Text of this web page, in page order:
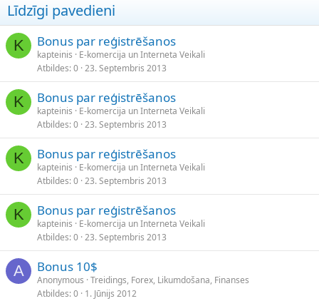
Līdzīgi pavedieni
K Bonus par reģistrēšanos
kapteinis
E-komercija un Interneta Veikali
Atbildes 0 23. Septembris 2013
K Bonus par reģistrēšanos
kapteinis
E-komercija un Interneta Veikali
Atbildes 0 23. Septembris 2013
K Bonus par reģistrēšanos
kapteinis
E-komercija un Interneta Veikali
Atbildes 0 23. Septembris 2013
K Bonus par reģistrēšanos
kapteinis
E-komercija un Interneta Veikali
Atbildes 0 23. Septembris 2013
A Bonus 10$
Anonymous Treidings, Forex, Likumdošana, Finanses
Atbildes 0 1. Jūnijs 2012